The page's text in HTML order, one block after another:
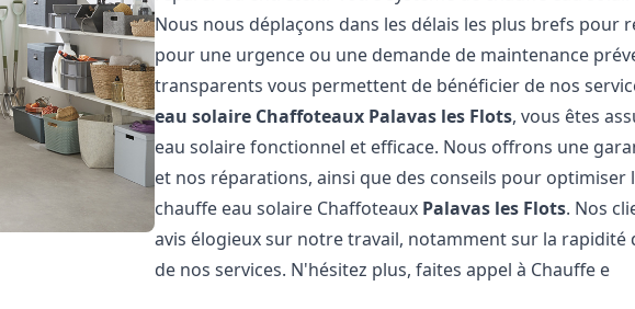
Nous nous déplaçons dans les délais les plus brefs pour
pour une urgence ou une demande de maintenance
transparents vous permettent de bénéficier de nos
eau solaire Chaffoteaux Palavas les Flots, vous êtes
eau solaire fonctionnel et efficace. Nous offrons une
et nos réparations, ainsi que des conseils pour
chauffe eau solaire Chaffoteaux Palavas les Flots. Nos
avis élogieux sur notre travail, notamment sur la
de nos services. N'hésitez plus, faites appel à Chauffe e